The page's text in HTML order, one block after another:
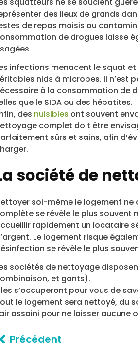
des lieux de grands
de repas moisis ou
de drogues laisse
infections menacent le squat
nids à microbes. Il n’est
à la consommation de
que le SIDA ou des hépatites.
des nuisibles ont souvent
complet doit être
sûrs et sains, afin
société de
soi-même le logement ne
se révèle le plus souvent
rapidement un locataire
Le logement risque
se révèle le plus
sociétés de nettoyage
et gants).
s’occuperont pour vous de
le logement sera nettoyé, du
assaini pour ne laisser aucune
Précédent